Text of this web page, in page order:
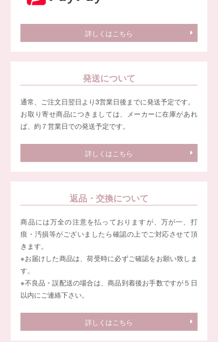
詳しくはこちら
発送について
通常、ご注文日翌日より3営業日後までに発送予定です。
お取り寄せ商品につきましては、メーカーに在庫があれ
ば、約７営業日での発送予定です。
詳しくはこちら
返品・交換について
商品には万全の注意を払っておりますが、万が一、打
痕・汚損等がございましたら確認の上でご対応させて頂
きます。
※お届けした商品は、荷受時に必ずご確認をお願い致しま
す。
※不良品・誤配送の場合は、商品到着後お手数ですが５日
以内にご連絡下さい。
詳しくはこちら